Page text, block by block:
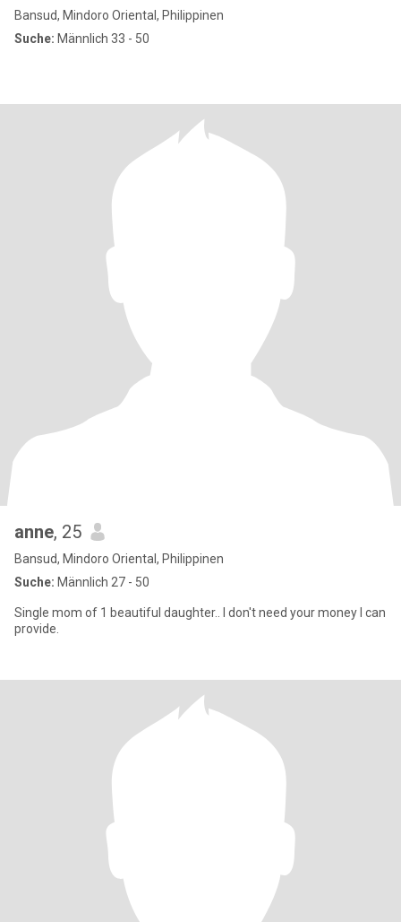
Bansud, Mindoro Oriental, Philippinen
Suche: Männlich 33 - 50
anne, 25
Bansud, Mindoro Oriental, Philippinen
Suche: Männlich 27 - 50
Single mom of 1 beautiful daughter.. I don't need your money I can
provide.